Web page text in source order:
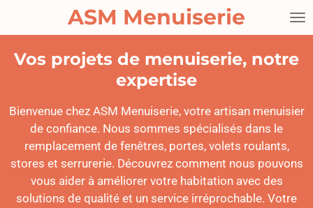
au
contenu
principal
ASM Menuiserie
Vos projets de menuiserie, notre
expertise
Bienvenue chez ASM Menuiserie, votre artisan menuisier
de confiance. Nous sommes spécialisés dans le
remplacement de fenêtres, portes, volets roulants,
stores et serrurerie. Découvrez comment nous pouvons
vous aider à améliorer votre habitation avec des
solutions de qualité et un service irréprochable. Votre